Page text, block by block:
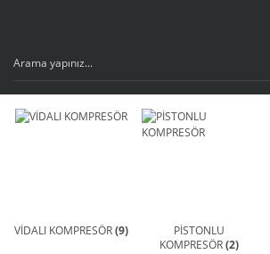
VİDALI KOMPRESÖR(9)
PİSTONLU
KOMPRESÖR(2)